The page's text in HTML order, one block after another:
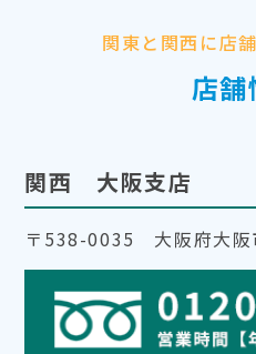
関東と関西に店
店舗
関西 大阪支店
〒538-0035 大阪府大阪